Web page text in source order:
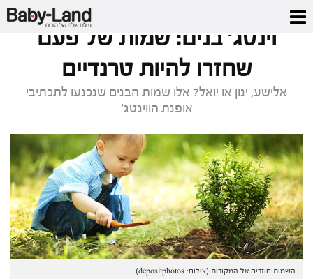
דף הבית וינטג' בנים: שמות של פעם שחזרו להיות טרנדיים
וינטג' בנים: שמות של פעם
שחזרו להיות טרנדיים
אלישע, ינון או יואל? אלו שמות הבנים שנכנעו לתכתיבי
אופנת הווינטג'
השמות חוזרים אל המקורות (צילום: depositphotos)